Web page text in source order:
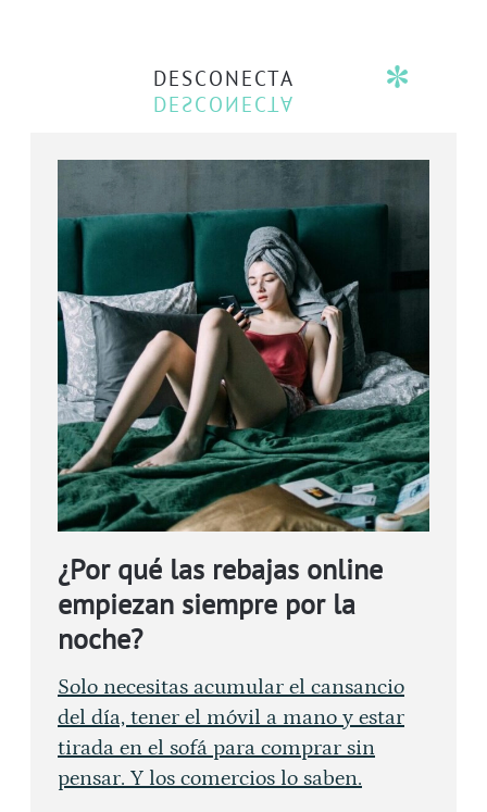
DESCONECTA
¿Por qué las rebajas online
empiezan siempre por la
noche?
Solo necesitas acumular el cansancio
del día, tener el móvil a mano y estar
tirada en el sofá para comprar sin
pensar. Y los comercios lo saben.